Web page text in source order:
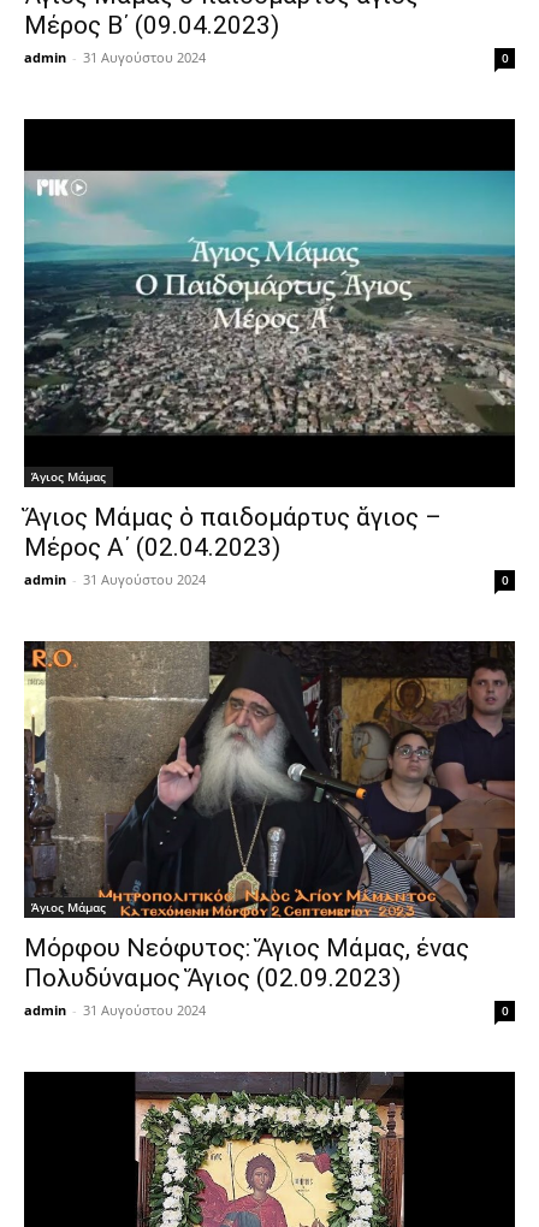
Μέρος Β΄ (09.04.2023)
admin - 31 Αυγούστου 2024 0
Άγιος Μάμας
Ἅγιος Μάμας ὁ παιδομάρτυς ἅγιος –
Μέρος Α΄ (02.04.2023)
admin - 31 Αυγούστου 2024 0
Άγιος Μάμας
Μόρφου Νεόφυτος: Ἅγιος Μάμας, ένας
Πολυδύναμος Ἅγιος (02.09.2023)
admin - 31 Αυγούστου 2024 0